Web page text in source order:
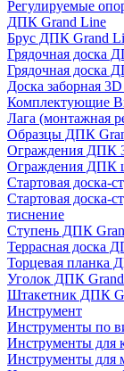
Регулируемые
ДПК Grand Line
Брус ДПК Grand
Грядочная доска
Грядочная доска
Доска заборная
Комплектующие
Лага (монтажная
Образцы ДПК
Ограждения ДПК
Ограждения ДПК
Стартовая доска-
Стартовая доска-
тиснение
Ступень ДПК
Террасная доска
Торцевая планка
Уголок ДПК
Штакетник ДПК
Инструмент
Инструменты по
Инструменты для
Инструменты для